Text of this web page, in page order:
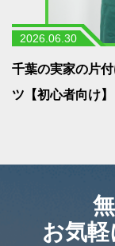
2026.06.30
千葉の実家の片
ツ【初心者向け】
お気軽